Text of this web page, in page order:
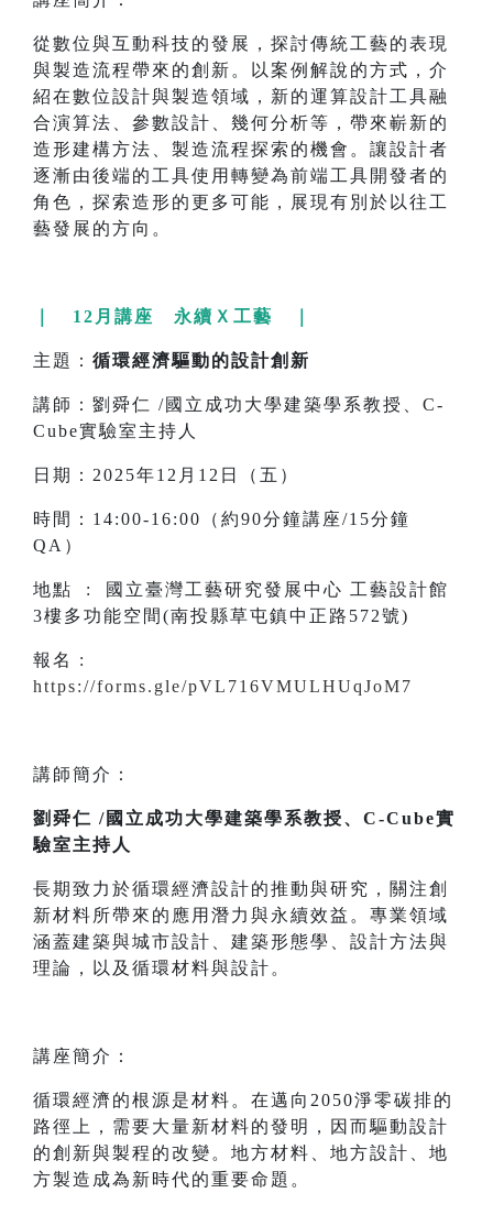
從數位與互動科技的發展，探討傳統工藝的表現
與製造流程帶來的創新。以案例解說的方式，介
紹在數位設計與製造領域，新的運算設計工具融
合演算法、參數設計、幾何分析等，帶來嶄新的
造形建構方法、製造流程探索的機會。讓設計者
逐漸由後端的工具使用轉變為前端工具開發者的
角色，探索造形的更多可能，展現有別於以往工
藝發展的方向。
｜ 12月講座 永續Ｘ工藝 ｜
主題： 循環經濟驅動的設計創新
講師：劉舜仁 /國立成功大學建築學系教授、C-
Cube實驗室主持人
日期：2025年12月12日（五）
時間：14:00-16:00（約90分鐘講座/15分鐘
QA）
地點 : 國立臺灣工藝研究發展中心 工藝設計館
3樓多功能空間(南投縣草屯鎮中正路572號)
報名 :
https://forms.gle/pVL716VMULHUqJoM7
講師簡介：
劉舜仁 /國立成功大學建築學系教授、C-Cube實
驗室主持人
長期致力於循環經濟設計的推動與研究，關注創
新材料所帶來的應用潛力與永續效益。專業領域
涵蓋建築與城市設計、建築形態學、設計方法與
理論，以及循環材料與設計。
講座簡介：
循環經濟的根源是材料。在邁向2050淨零碳排的
路徑上，需要大量新材料的發明，因而驅動設計
的創新與製程的改變。地方材料、地方設計、地
方製造成為新時代的重要命題。